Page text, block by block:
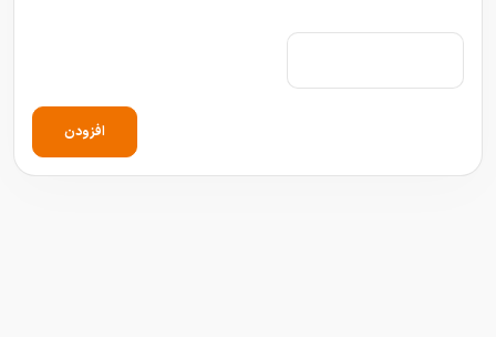
افزودن